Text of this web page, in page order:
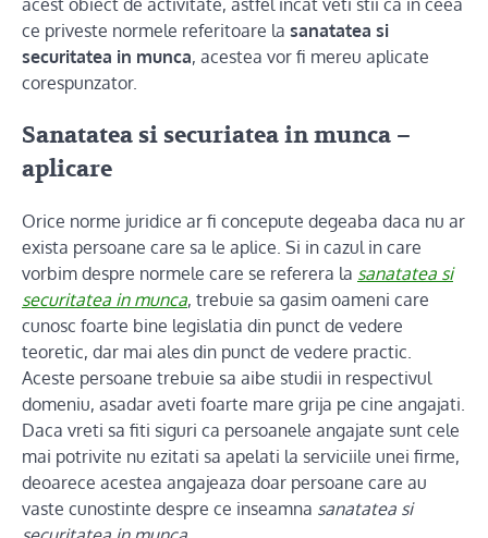
ce priveste normele referitoare la sanatatea si
securitatea in munca, acestea vor fi mereu aplicate
corespunzator.
Sanatatea si securiatea in munca –
aplicare
Orice norme juridice ar fi concepute degeaba daca nu ar
exista persoane care sa le aplice. Si in cazul in care
vorbim despre normele care se referera la sanatatea si
securitatea in munca, trebuie sa gasim oameni care
cunosc foarte bine legislatia din punct de vedere
teoretic, dar mai ales din punct de vedere practic.
Aceste persoane trebuie sa aibe studii in respectivul
domeniu, asadar aveti foarte mare grija pe cine angajati.
Daca vreti sa fiti siguri ca persoanele angajate sunt cele
mai potrivite nu ezitati sa apelati la serviciile unei firme,
deoarece acestea angajeaza doar persoane care au
vaste cunostinte despre ce inseamna sanatatea si